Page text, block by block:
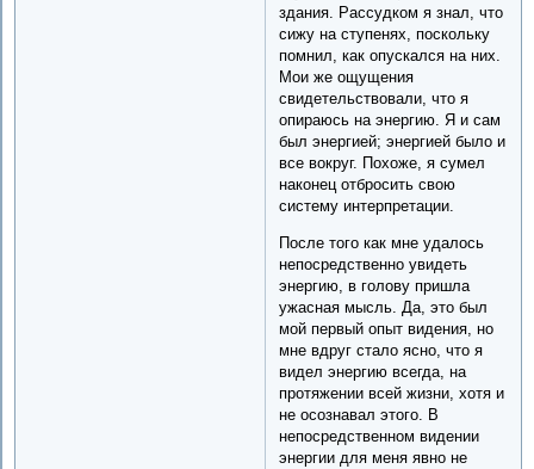
здания. Рассудком я знал, что
сижу на ступенях, поскольку
помнил, как опускался на них.
Мои же ощущения
свидетельствовали, что я
опираюсь на энергию. Я и сам
был энергией; энергией было и
все вокруг. Похоже, я сумел
наконец отбросить свою
систему интерпретации.
После того как мне удалось
непосредственно увидеть
энергию, в голову пришла
ужасная мысль. Да, это был
мой первый опыт видения, но
мне вдруг стало ясно, что я
видел энергию всегда, на
протяжении всей жизни, хотя и
не осознавал этого. В
непосредственном видении
энергии для меня явно не